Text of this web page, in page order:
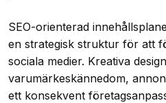
SEO-orienterad
en strategisk struktur för att
sociala medier. Kreativa
varumärkeskännedom,
ett konsekvent